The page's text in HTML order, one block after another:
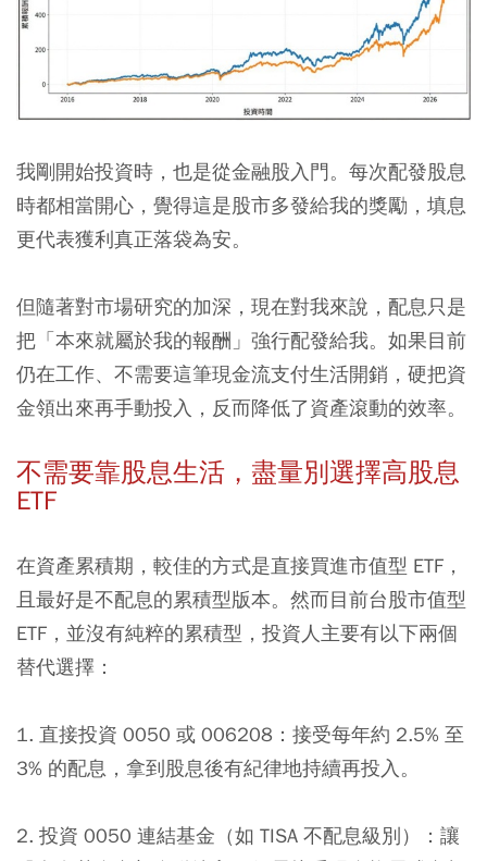
我剛開始投資時，也是從金融股入門。每次配發股息
時都相當開心，覺得這是股市多發給我的獎勵，填息
更代表獲利真正落袋為安。
但隨著對市場研究的加深，現在對我來說，配息只是
把「本來就屬於我的報酬」強行配發給我。如果目前
仍在工作、不需要這筆現金流支付生活開銷，硬把資
金領出來再手動投入，反而降低了資產滾動的效率。
不需要靠股息生活，盡量別選擇高股息
ETF
在資產累積期，較佳的方式是直接買進市值型 ETF，
且最好是不配息的累積型版本。然而目前台股市值型
ETF，並沒有純粹的累積型，投資人主要有以下兩個
替代選擇：
1. 直接投資 0050 或 006208：接受每年約 2.5% 至
3% 的配息，拿到股息後有紀律地持續再投入。
2. 投資 0050 連結基金（如 TISA 不配息級別）：讓